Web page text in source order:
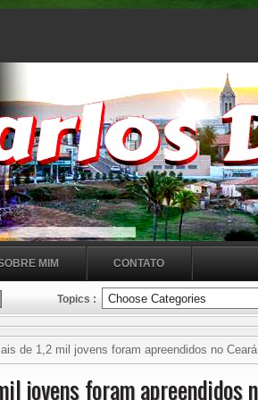
MIM CONTATO
Topics :
de 1,2 mil jovens foram apreendidos no
jovens foram apreendidos